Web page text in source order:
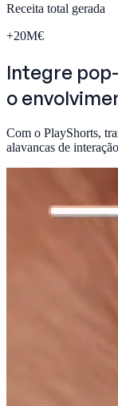
Receita total gerada
+20M€
Integre
o
Com o PlayShorts,
alavancas de